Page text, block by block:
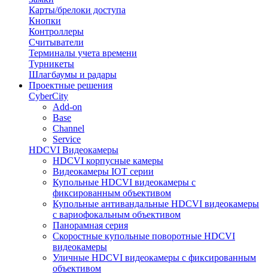
Карты/брелоки доступа
Кнопки
Контроллеры
Считыватели
Терминалы учета времени
Турникеты
Шлагбаумы и радары
Проектные решения
CyberCity
Add-on
Base
Channel
Service
HDCVI Видеокамеры
HDCVI корпусные камеры
Видеокамеры IOT серии
Купольные HDCVI видеокамеры с
фиксированным объективом
Купольные антивандальные HDCVI видеокамеры
с вариофокальным объективом
Панорамная серия
Скоростные купольные поворотные HDCVI
видеокамеры
Уличные HDCVI видеокамеры с фиксированным
объективом